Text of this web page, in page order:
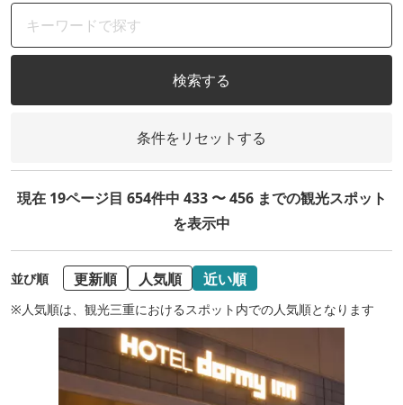
検索する
条件をリセットする
現在 19ページ目 654件中 433 〜 456 までの観光スポット
を表示中
並び順 更新順 人気順 近い順
※人気順は、観光三重におけるスポット内での人気順となります